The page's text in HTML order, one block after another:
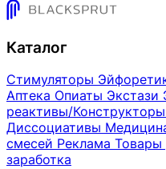
Каталог
Стимуляторы
Аптека Опиаты Экстази
реактивы/Конструкторы
Диссоциативы
смесей Реклама Товары
заработка